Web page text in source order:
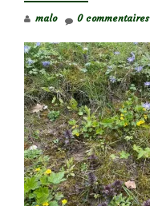
malo 0 commentaires